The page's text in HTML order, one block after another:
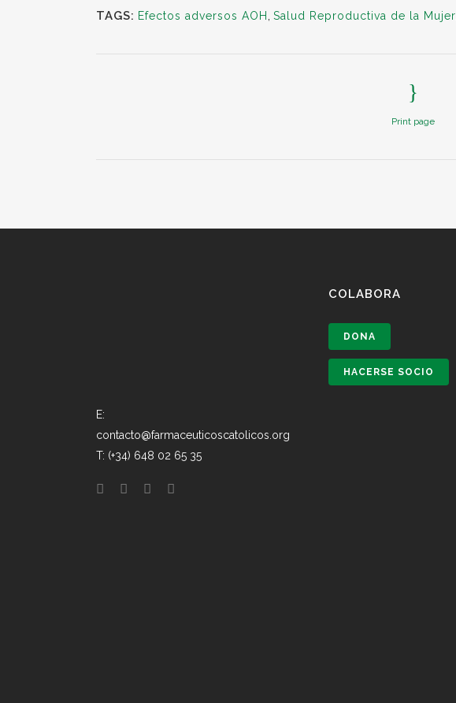
TAGS: Efectos adversos AOH Salud Reproductiva de la Mujer
Print page
E:
contacto@farmaceuticoscatolicos.org
T: (+34) 648 02 65 35
COLABORA
DONA
HACERSE SOCIO